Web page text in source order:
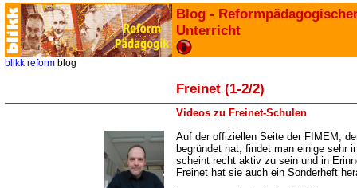
Blog -
Unterricht
blikk reform blog
Freinet (1-2/2)
Videos zu Freinet-Schulen
Auf der offiziellen Seite der FIMEM,
begründet hat, findet man einige sehr
scheint recht aktiv zu sein und in
Freinet hat sie auch ein Sonderheft